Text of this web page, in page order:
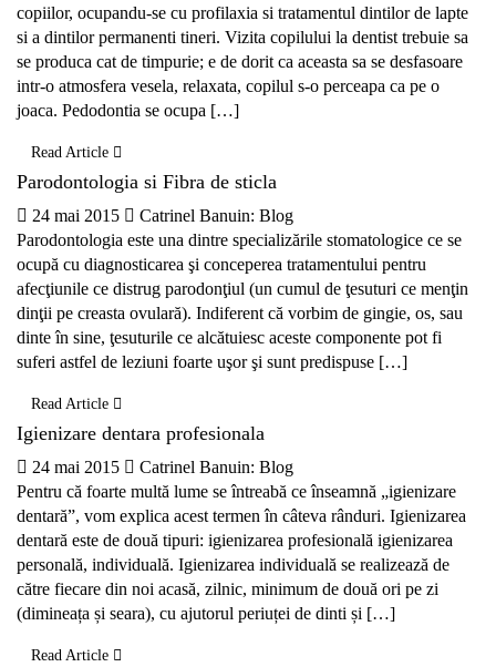
copiilor, ocupandu-se cu profilaxia si tratamentul dintilor de lapte
si a dintilor permanenti tineri. Vizita copilului la dentist trebuie sa
se produca cat de timpurie; e de dorit ca aceasta sa se desfasoare
intr-o atmosfera vesela, relaxata, copilul s-o perceapa ca pe o
joaca. Pedodontia se ocupa […]
Read Article
Parodontologia si Fibra de sticla
24 mai 2015 Catrinel Banuin: Blog
Parodontologia este una dintre specializările stomatologice ce se
ocupă cu diagnosticarea şi conceperea tratamentului pentru
afecţiunile ce distrug parodonţiul (un cumul de ţesuturi ce menţin
dinţii pe creasta ovulară). Indiferent că vorbim de gingie, os, sau
dinte în sine, ţesuturile ce alcătuiesc aceste componente pot fi
suferi astfel de leziuni foarte uşor şi sunt predispuse […]
Read Article
Igienizare dentara profesionala
24 mai 2015 Catrinel Banuin: Blog
Pentru că foarte multă lume se întreabă ce înseamnă „igienizare
dentară”, vom explica acest termen în câteva rânduri. Igienizarea
dentară este de două tipuri: igienizarea profesională igienizarea
personală, individuală. Igienizarea individuală se realizează de
către fiecare din noi acasă, zilnic, minimum de două ori pe zi
(dimineața și seara), cu ajutorul periuței de dinti și […]
Read Article